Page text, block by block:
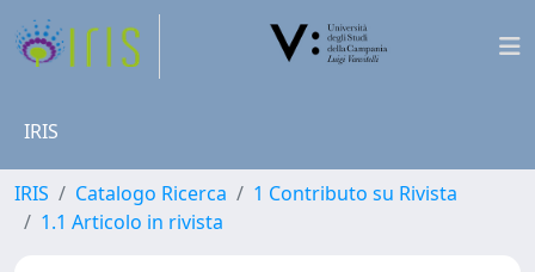
IRIS
IRIS Catalogo Ricerca
1 Contributo su Rivista
1.1 Articolo in rivista